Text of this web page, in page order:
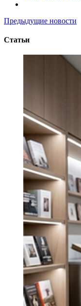
Предыдущие новости
Статьи